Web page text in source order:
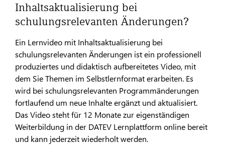
Inhaltsaktualisierung bei
schulungsrelevanten Änderungen?
Ein Lernvideo mit Inhaltsaktualisierung bei
schulungsrelevanten Änderungen ist ein professionell
produziertes und didaktisch aufbereitetes Video, mit
dem Sie Themen im Selbstlernformat erarbeiten. Es
wird bei schulungsrelevanten Programmänderungen
fortlaufend um neue Inhalte ergänzt und aktualisiert.
Das Video steht für 12 Monate zur eigenständigen
Weiterbildung in der DATEV Lernplattform online bereit
und kann jederzeit wiederholt werden.